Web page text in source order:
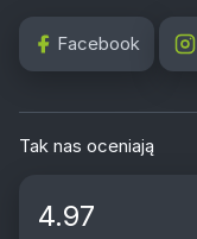
Facebook
Tak nas oceniają
4.97